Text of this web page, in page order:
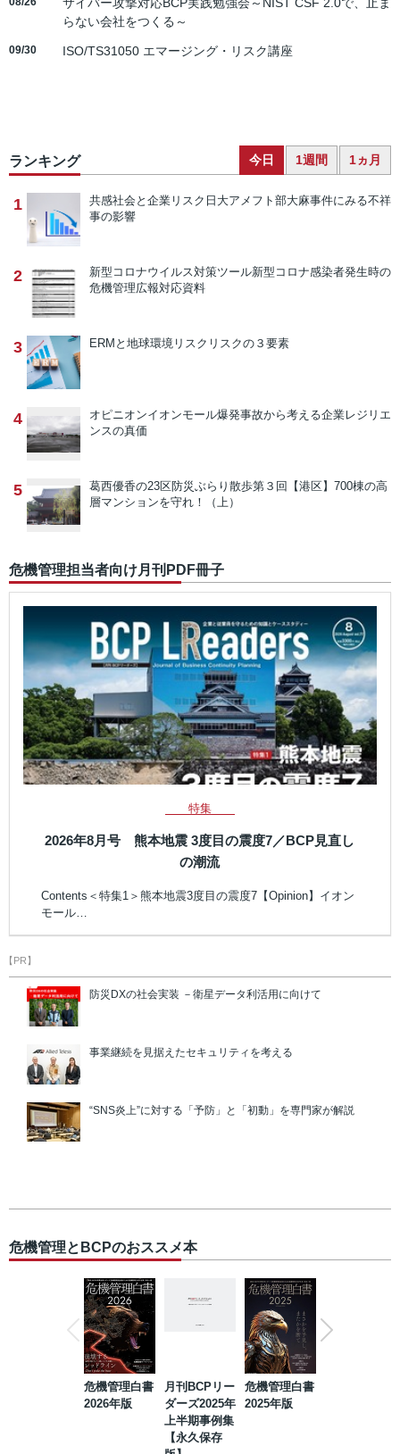
らない会社をつくる～
09/30 ISO/TS31050 エマージング・リスク講座
ランキング 今日 1週間 1ヵ月
1 共感社会と企業リスク 日大アメフト部大麻事件にみる不祥
事の影響
2 新型コロナウイルス対策ツール新型コロナ感染者発生時の
危機管理広報対応資料
3 ERMと地球環境リスク リスクの３要素
4 オピニオンイオンモール爆発事故から考える企業レジリエ
ンスの真価
5 葛西優香の23区防災ぶらり散歩第３回【港区】700棟の高
層マンションを守れ！（上）
危機管理担当者向け月刊PDF冊子
特集
2026年8月号 熊本地震 3度目の震度7／BCP見直し
の潮流
Contents＜特集1＞熊本地震3度目の震度7【Opinion】イオン
モール…
【PR】
防災DXの社会実装 －衛星データ利活用に向けて
事業継続を見据えたセキュリティを考える
“SNS炎上”に対する「予防」と「初動」を専門家が解説
危機管理とBCPのおススメ本
危機管理白書
2026年版
月刊BCPリー
ダーズ2025年
上半期事例集
【永久保存
危機管理白書
2025年版